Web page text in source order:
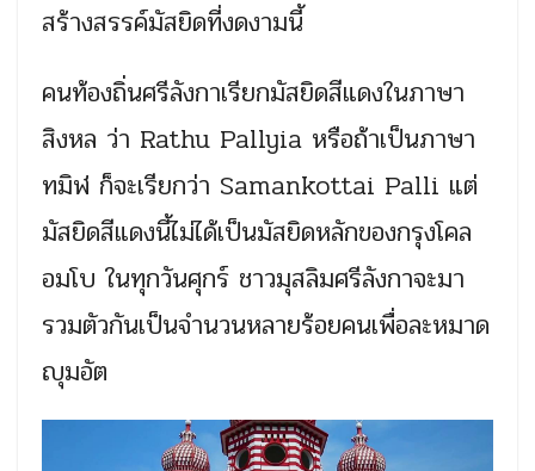
สร้างสรรค์มัสยิดที่งดงามนี้
คนท้องถิ่นศรีลังกาเรียกมัสยิดสีแดงในภาษา
สิงหล ว่า Rathu Pallyia หรือถ้าเป็นภาษา
ทมิฬ ก็จะเรียกว่า Samankottai Palli แต่
มัสยิดสีแดงนี้ไม่ได้เป็นมัสยิดหลักของกรุงโคล
อมโบ ในทุกวันศุกร์ ชาวมุสลิมศรีลังกาจะมา
รวมตัวกันเป็นจำนวนหลายร้อยคนเพื่อละหมาด
ญุมอัต